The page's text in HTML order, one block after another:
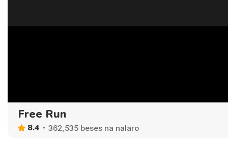
Free Run
8.4 362,535 beses na nalaro